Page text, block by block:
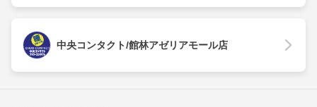
中央コンタクト/館林アゼリアモール店